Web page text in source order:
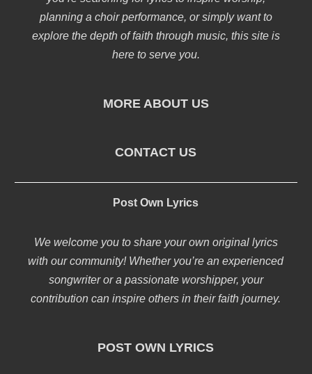
planning a choir performance, or simply want to
explore the depth of faith through music, this site is
here to serve you.
MORE ABOUT US
CONTACT US
Post Own Lyrics
We welcome you to share your own original lyrics
with our community! Whether you’re an experienced
songwriter or a passionate worshipper, your
contribution can inspire others in their faith journey.
POST OWN LYRICS